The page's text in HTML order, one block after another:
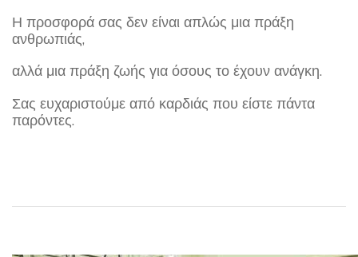
Η προσφορά σας δεν είναι απλώς μια πράξη
ανθρωπιάς,
αλλά μια πράξη ζωής για όσους το έχουν ανάγκη.
Σας ευχαριστούμε από καρδιάς που είστε πάντα
παρόντες.